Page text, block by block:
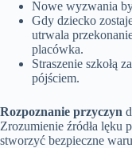
Nowe wyzwania
Gdy dziecko
utrwala
placówka.
Straszenie szkołą
pójściem.
Rozpoznanie przyczyn
Zrozumienie źródła lęku
stworzyć bezpieczne